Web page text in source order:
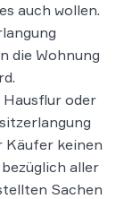
auch wollen.
die Wohnung
oder
Käufer keinen
aller
Sachen